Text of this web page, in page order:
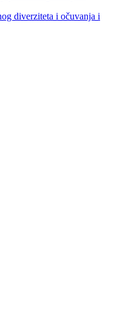
diverziteta i očuvanja i